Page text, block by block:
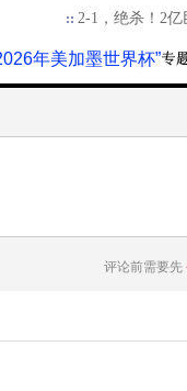
2-1，绝杀！2
年美加墨世界杯”
评论前需要先